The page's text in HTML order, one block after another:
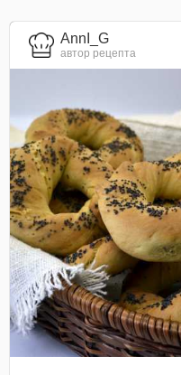
AnnI_G
автор рецепта